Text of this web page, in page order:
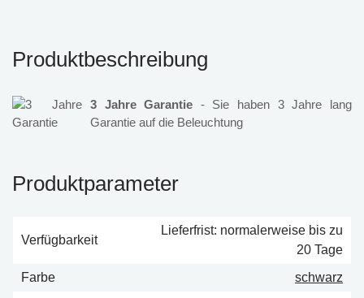
Produktbeschreibung
3 Jahre Garantie - Sie haben 3 Jahre lang
Garantie auf die Beleuchtung
Produktparameter
Verfügbarkeit
Lieferfrist: normalerweise bis zu
20 Tage
Farbe
schwarz